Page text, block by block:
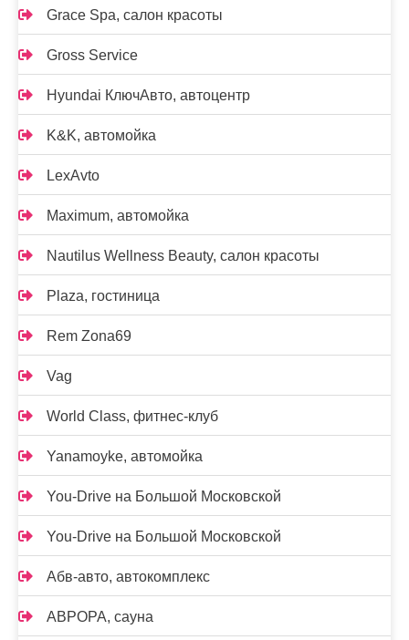
Grace Spa, салон красоты
Gross Service
Hyundai КлючАвто, автоцентр
K&K, автомойка
LexAvto
Maximum, автомойка
Nautilus Wellness Beauty, салон красоты
Plaza, гостиница
Rem Zona69
Vag
World Class, фитнес-клуб
Yanamoyke, автомойка
You-Drive на Большой Московской
You-Drive на Большой Московской
Абв-авто, автокомплекс
АВРОРА, сауна